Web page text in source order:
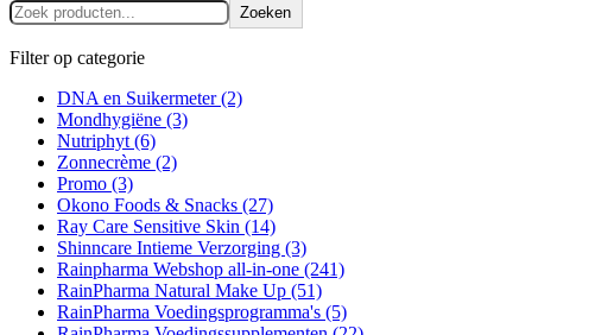
Zoeken
Filter op categorie
DNA en Suikermeter(2)
Mondhygiëne (3)
Nutriphyt (6)
Zonnecrème (2)
Promo (3)
Okono Foods & Snacks (27)
Ray Care Sensitive Skin (14)
Shinncare Intieme Verzorging (3)
Rainpharma Webshop all-in-one (241)
RainPharma Natural Make Up (51)
RainPharma Voedingsprogramma's (5)